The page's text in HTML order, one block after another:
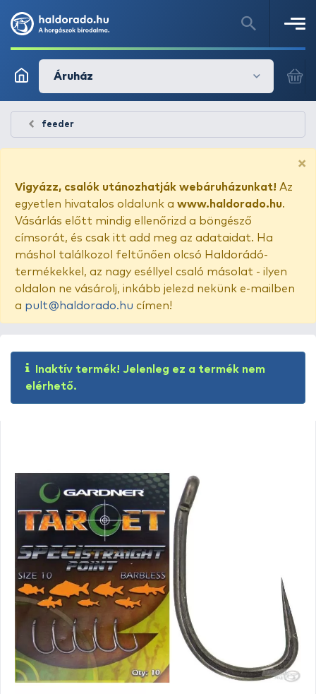
Áruház
feeder
×
Vigyázz, csalók utánozhatják webáruházunkat! Az
egyetlen hivatalos oldalunk a www.haldorado.hu.
Vásárlás előtt mindig ellenőrizd a böngésző
címsorát, és csak itt add meg az adataidat. Ha
máshol találkozol feltűnően olcsó Haldorádó-
termékekkel, az nagy eséllyel csaló másolat - ilyen
oldalon ne vásárolj, inkább jelezd nekünk e-mailben
a pult@haldorado.hu címen!
Inaktív termék! Jelenleg ez a termék nem
elérhető.